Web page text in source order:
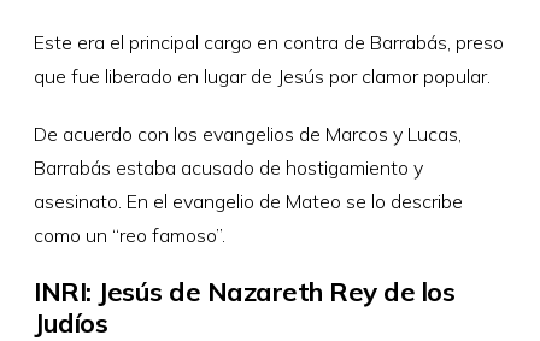
Este era el principal cargo en contra de Barrabás, preso
que fue liberado en lugar de Jesús por clamor popular.
De acuerdo con los evangelios de Marcos y Lucas,
Barrabás estaba acusado de hostigamiento y
asesinato. En el evangelio de Mateo se lo describe
como un “reo famoso”.
INRI: Jesús de Nazareth Rey de los
Judíos